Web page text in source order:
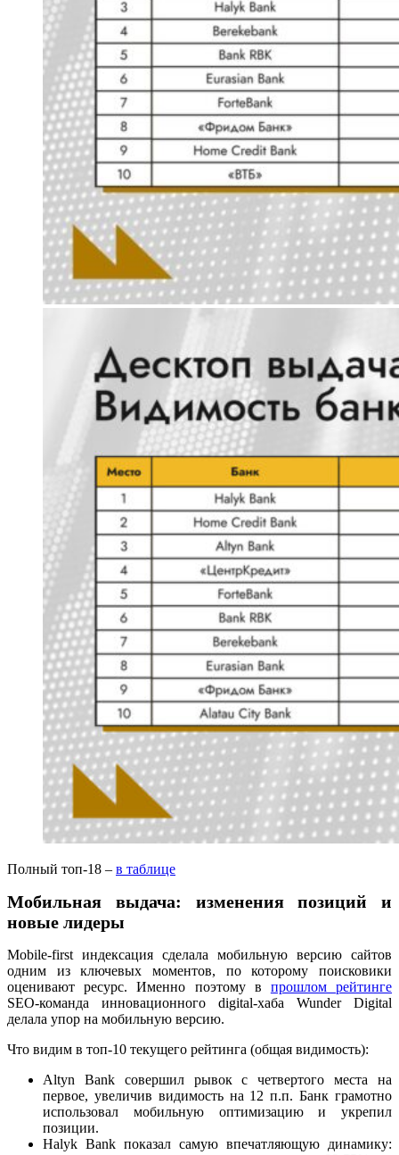
Полный топ-18 – в таблице
Мобильная выдача: изменения позиций и
новые лидеры
Mobile-first индексация сделала мобильную версию сайтов
одним из ключевых моментов, по которому поисковики
оценивают ресурс. Именно поэтому в прошлом рейтинге
SEO-команда инновационного digital-хаба Wunder Digital
делала упор на мобильную версию.
Что видим в топ-10 текущего рейтинга (общая видимость):
Altyn Bank совершил рывок с четвертого места на
первое, увеличив видимость на 12 п.п. Банк грамотно
использовал мобильную оптимизацию и укрепил
позиции.
Halyk Bank показал самую впечатляющую динамику: